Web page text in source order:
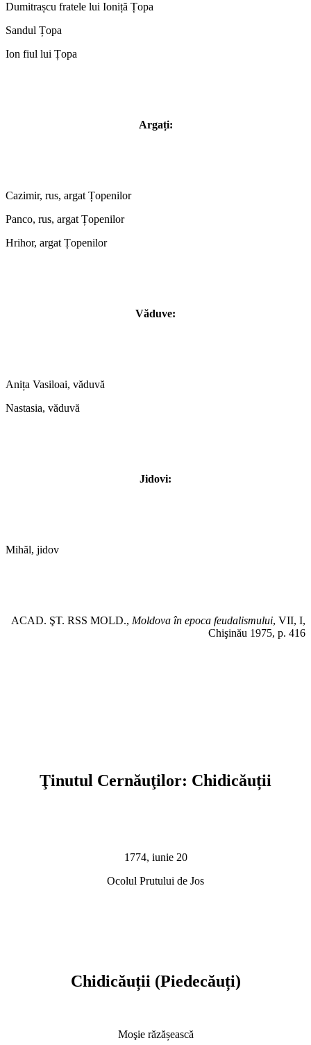
Dumitrașcu fratele lui Ioniță Țopa
Sandul Țopa
Ion fiul lui Țopa
Argați:
Cazimir, rus, argat Țopenilor
Panco, rus, argat Țopenilor
Hrihor, argat Țopenilor
Văduve:
Anița Vasiloai, văduvă
Nastasia, văduvă
Jidovi:
Mihăl, jidov
ACAD. ŞT. RSS MOLD., Moldova în epoca feudalismului, VII, I,
Chişinău 1975, p. 416
Ţinutul Cernăuţilor: Chidicăuții
1774, iunie 20
Ocolul Prutului de Jos
Chidicăuții (Piedecăuți)
Moşie răzășească